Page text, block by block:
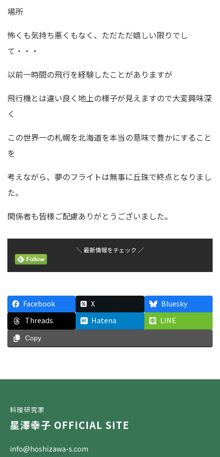
場所
怖くも気持ち悪くもなく、ただただ嬉しい限りでし
て・・・
以前一時間の飛行を経験したことがありますが
飛行機とは違い良く地上の様子が見えますので大変興味深
く
この世界一の札幌を北海道を本当の意味で豊かにすること
を
考えながら、夢のフライトは無事に丘珠で終点となりまし
た。
関係者も皆様ご配慮ありがとうございました。
＼ 最新情報をチェック ／
Facebook X
Bluesky
Threads
Hatena LINE
Copy
料理研究家
星澤幸子 OFFICIAL SITE
info@hoshizawa-s.com